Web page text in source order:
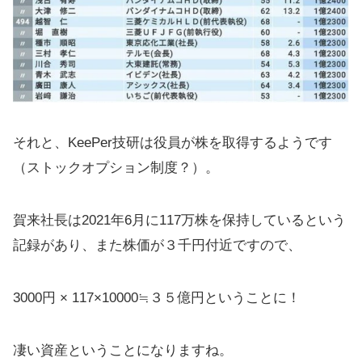
それと、KeePer技研は役員が株を取得するようです
（ストックオプション制度？）。
賀来社長は2021年6月に117万株を保持しているという
記録があり、また株価が３千円付近ですので、
3000円 × 117×10000≒３５億円ということに！
凄い資産ということになりますね。